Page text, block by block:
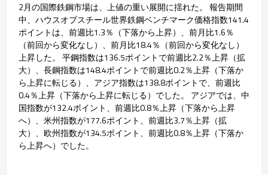
2月の国際鉄鋼市場は、上値の重い展開に揺れた。 報告期間
中、ハウスオブスチール世界鉄鋼ベンチマーク価格指数141.4
ポイントは、前週比1.3％（下落から上昇）、前月比1.6％
（前回から変化なし）、前月比18.4％（前回から変化なし）
上昇した。 平鋼指数は136.5ポイントで前週比2.2％上昇（拡
大）、長鋼指数は148.4ポイントで前週比0.2％上昇（下落か
ら上昇に転じる）、アジア指数は138.8ポイントで、前週比
0.4％上昇（下落から上昇に転じる）でした。 アジアでは、中
国指数が132.4ポイント、前週比0.8％上昇（下落から上昇
へ）、米州指数が177.6ポイント、前週比3.7％上昇（拡
大）、欧州指数が134.5ポイント、前週比0.8％上昇（下落か
ら上昇へ）でした。